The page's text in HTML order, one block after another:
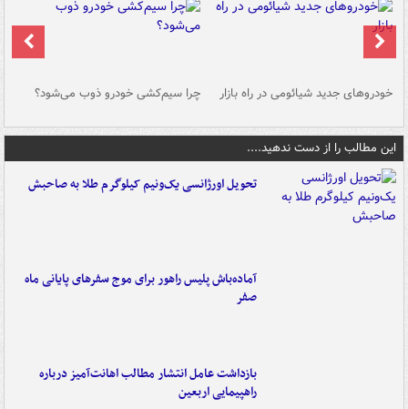
خودروهای جدید شیائومی در راه بازار چرا سیم‌کشی خودرو ذوب می‌شود؟
این مطالب را از دست ندهید....
تحویل اورژانسی یک‌ونیم کیلوگرم طلا به صاحبش
آماده‌باش پلیس راهور برای موج سفرهای پایانی ماه
صفر
بازداشت عامل انتشار مطالب اهانت‌آمیز درباره
راهپیمایی اربعین